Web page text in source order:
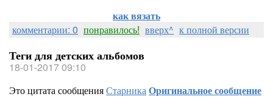
как вязать
комментарии: 0 понравилось! вверх^ к полной версии
Теги для детских альбомов
18-01-2017 09:10
Это цитата сообщенияСтарникаОригинальное сообщение